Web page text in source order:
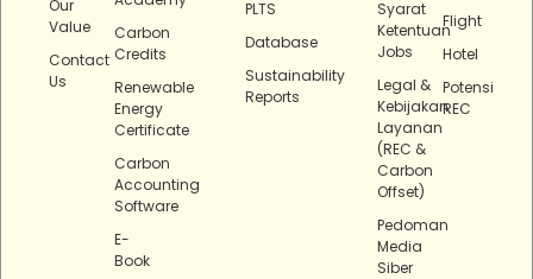
Our
Value
Contact
Us
Carbon
Credits
Renewable
Energy
Certificate
Carbon
Accounting
Software
E-
Book
PLTS
Database
Sustainability
Reports
Syarat
Ketentuan
Jobs
Legal &
Kebijakan
Layanan
(REC &
Carbon
Offset)
Pedoman
Media
Siber
Flight
Hotel
Potensi
REC